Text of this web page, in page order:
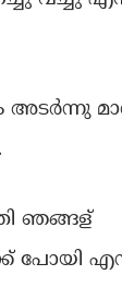
അടര്‍ന്നു
ഞങ്ങള്
പോയി